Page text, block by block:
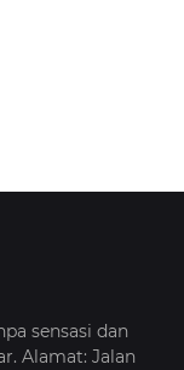
sensasi dan
Alamat: Jalan